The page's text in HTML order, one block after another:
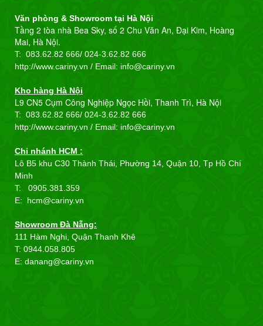
Văn phòng & Showroom tại Hà Nội
Tầng 2 tòa nhà Bea Sky, số 2 Chu Văn An, Đại Kim, Hoàng
Mai, Hà Nội.
T: 083.62.82 666/ 024-3.62.82 666
http://www.cariny.vn / Email: info@cariny.vn
Kho hàng Hà Nội
L9 CN5 Cụm Công Nghiệp Ngọc Hồi, Thanh Trì, Hà Nội
T: 083.62.82 666/ 024-3.62.82 666
http://www.cariny.vn / Email: info@cariny.vn
Chi nhánh HCM :
Lô B5 khu C30 Thành Thái, Phường 14, Quận 10, Tp Hồ Chí
Minh
T: 0905.381.359
E: hcm@cariny.vn
Showroom Đà Nẵng:
111 Hàm Nghi, Quận Thanh Khê
T: 0944.058.805
E: danang@cariny.vn